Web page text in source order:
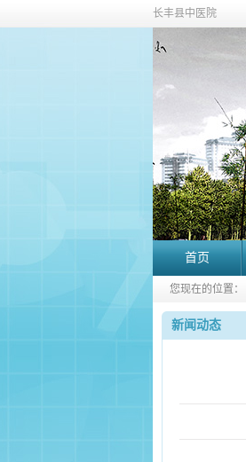
长丰县中医院
首页
您现在的位置：
新闻动态